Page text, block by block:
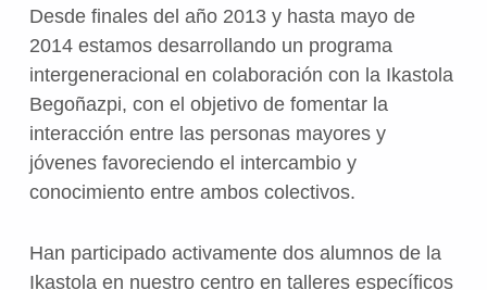
Desde finales del año 2013 y hasta mayo de
2014 estamos desarrollando un programa
intergeneracional en colaboración con la Ikastola
Begoñazpi, con el objetivo de fomentar la
interacción entre las personas mayores y
jóvenes favoreciendo el intercambio y
conocimiento entre ambos colectivos.
Han participado activamente dos alumnos de la
Ikastola en nuestro centro en talleres específicos